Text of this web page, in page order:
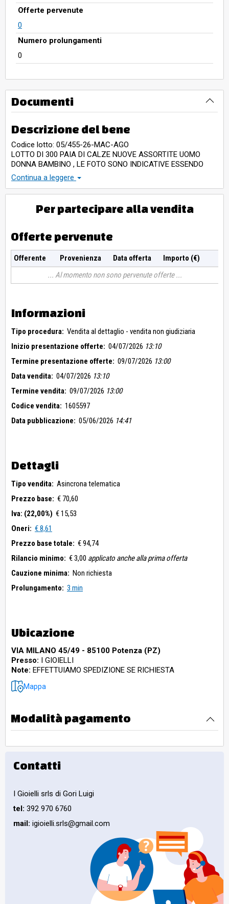
Offerte pervenute
0
Numero prolungamenti
0
Documenti
Descrizione del bene
Codice lotto: 05/455-26-MAC-AGO
LOTTO DI 300 PAIA DI CALZE NUOVE ASSORTITE UOMO
DONNA BAMBINO , LE FOTO SONO INDICATIVE ESSENDO
PIU' LOTTI SIMILI
Continua a leggere
Per partecipare alla vendita
Offerte pervenute
Offerente Provenienza Data offerta
Importo (€)
Al momento non sono pervenute offerte
Informazioni
Tipo procedura: Vendita al dettaglio - vendita non giudiziaria
Inizio presentazione offerte: 04/07/2026 13:10
Termine presentazione offerte: 09/07/2026 13:00
Data vendita: 04/07/2026 13:10
Termine vendita: 09/07/2026 13:00
Codice vendita: 1605597
Data pubblicazione: 05/06/2026 14:41
Dettagli
Tipo vendita: Asincrona telematica
Prezzo base: € 70,60
Iva: (22,00%) € 15,53
Oneri: € 8,61
Prezzo base totale: € 94,74
Rilancio minimo: € 3,00 applicato anche alla prima offerta
Cauzione minima: Non richiesta
Prolungamento: 3 min
Ubicazione
VIA MILANO 45/49 - 85100 Potenza (PZ)
Presso: I GIOIELLI
Note: EFFETTUIAMO SPEDIZIONE SE RICHIESTA
Mappa
Modalità pagamento
Contatti
I Gioielli srls di Gori Luigi
tel: 392 970 6760
mail: igioielli.srls@gmail.com